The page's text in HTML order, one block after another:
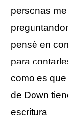
personas
pensé en
para
como es
de Down
escritura